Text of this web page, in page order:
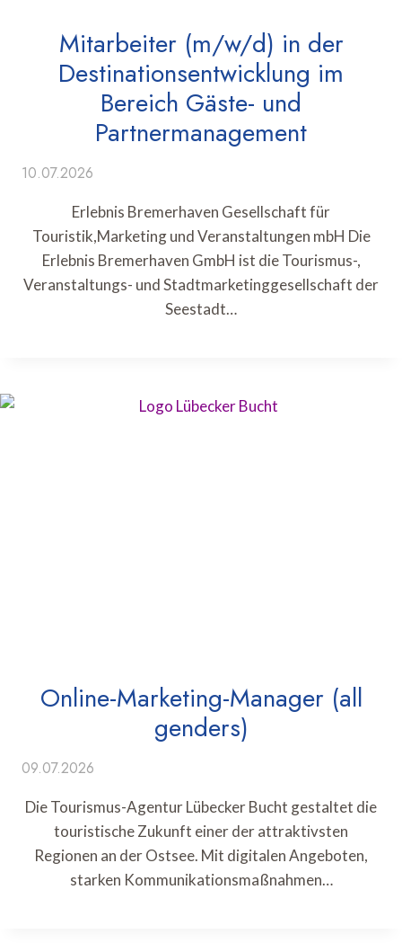
Mitarbeiter (m/w/d) in der
Destinationsentwicklung im
Bereich Gäste- und
Partnermanagement
10.07.2026
Erlebnis Bremerhaven Gesellschaft für
Touristik,Marketing und Veranstaltungen mbH Die
Erlebnis Bremerhaven GmbH ist die Tourismus-,
Veranstaltungs- und Stadtmarketinggesellschaft der
Seestadt…
Online-Marketing-Manager (all
genders)
09.07.2026
Die Tourismus-Agentur Lübecker Bucht gestaltet die
touristische Zukunft einer der attraktivsten
Regionen an der Ostsee. Mit digitalen Angeboten,
starken Kommunikationsmaßnahmen…